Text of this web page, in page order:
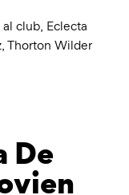
al club, Eclecta
,Thorton Wilder
De